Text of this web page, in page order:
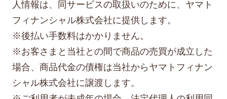
人情報は、同サービスの取扱いのために、ヤマト
フィナンシャル株式会社に提供します。
※後払い手数料はかかりません。
※お客さまと当社との間で商品の売買が成立した
場合、商品代金の債権は当社からヤマトフィナン
シャル株式会社に譲渡します。